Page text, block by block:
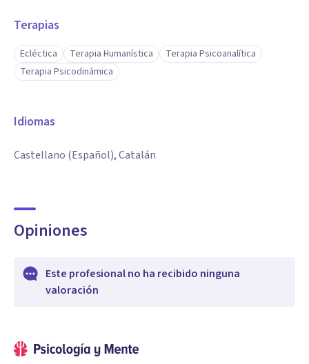
Terapias
Ecléctica Terapia Humanística
Terapia Psicoanalítica
Terapia Psicodinámica
Idiomas
Castellano (Español), Catalán
Opiniones
Este profesional no ha recibido ninguna
valoración